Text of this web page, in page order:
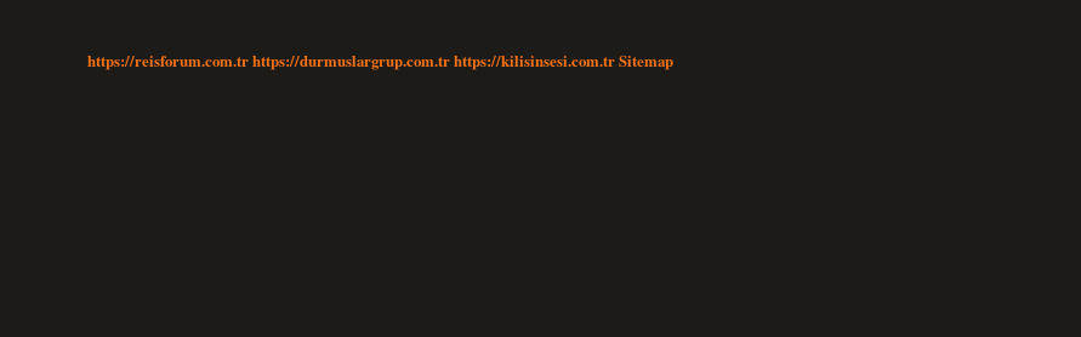
https://reisforum.com.trhttps://durmuslargrup.com.trhttps://kilisinsesi.com.trSitemap